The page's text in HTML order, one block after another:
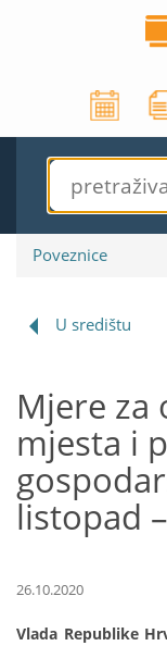
Poveznice
U središtu
Mjere za
mjesta i
listopad
26.10.2020
Vlada Republike